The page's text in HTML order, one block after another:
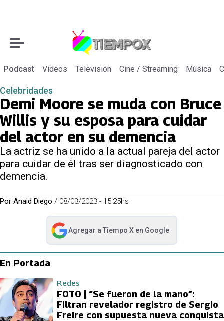
Podcast Videos Televisión Cine / Streaming Música
Celebridades
Demi Moore se muda con Bruce
Willis y su esposa para cuidar
del actor en su demencia
La actriz se ha unido a la actual pareja del actor
para cuidar de él tras ser diagnosticado con
demencia.
Por Anaid Diego / 08/03/2023 - 15:25hs
Agregar a Tiempo Xen Google
abre en nueva pestaña
En Portada
Redes
FOTO | “Se fueron de la mano”:
Filtran revelador registro de Sergio
Freire con supuesta nueva conquista